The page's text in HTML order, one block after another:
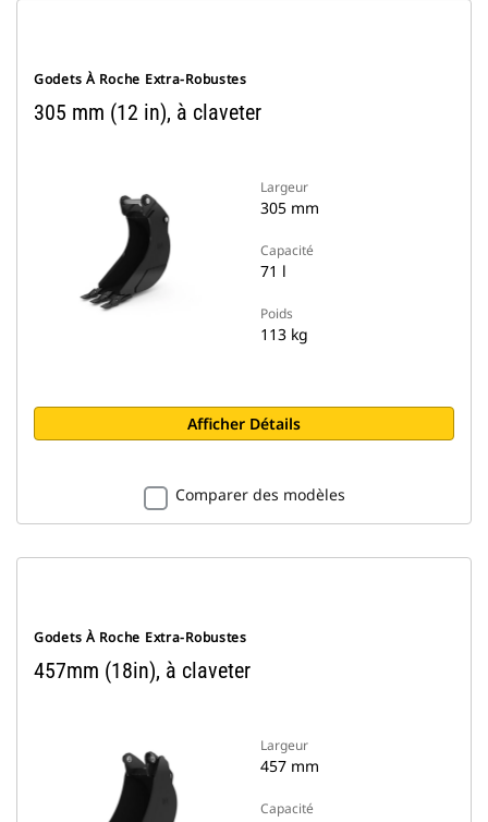
Godets À Roche Extra-Robustes
305 mm (12 in), à claveter
Largeur
305 mm
Capacité
71 l
Poids
113 kg
Afficher Détails
Comparer des modèles
Godets À Roche Extra-Robustes
457mm (18in), à claveter
Largeur
457 mm
Capacité